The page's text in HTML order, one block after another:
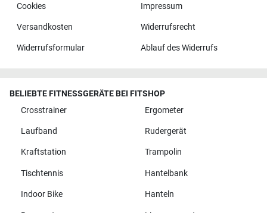
Cookies Impressum
Versandkosten Widerrufsrecht
Widerrufsformular Ablauf des Widerrufs
BELIEBTE FITNESSGERÄTE BEI FITSHOP
Crosstrainer
Ergometer
Laufband Rudergerät
Kraftstation Trampolin
Tischtennis Hantelbank
Indoor Bike Hanteln